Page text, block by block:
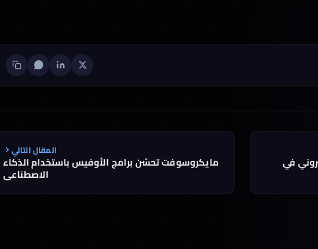
في
المقال التالي
مايكروسوفت تحسّن برامج الأوفيس باستخدام الذكاء
الاصطناعي